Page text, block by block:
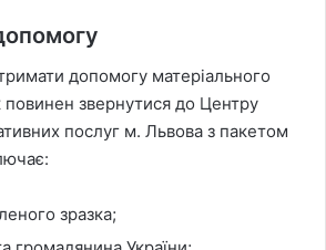
допомогу матеріального
повинен звернутися до Центру
послуг м. Львова з пакетом
зразка;